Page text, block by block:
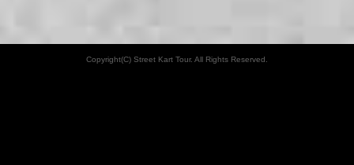
Copyright(C) Street Kart Tour. All Rights Reserved.